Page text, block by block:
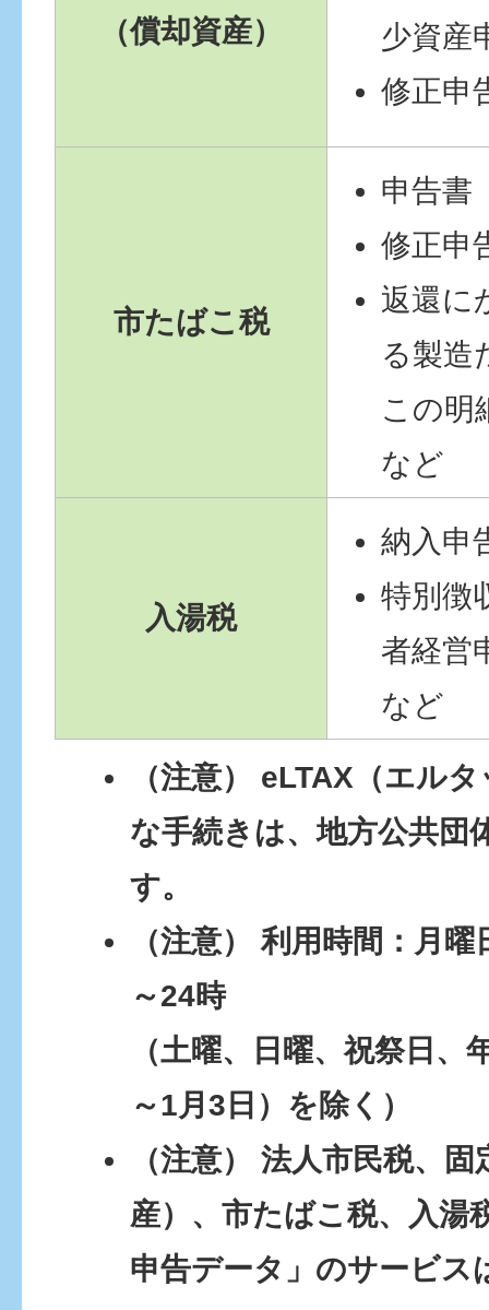
（償却資産）
少資産
修正申
市たばこ税
申告書
修正申
返還に
る製造
この明
など
入湯税
納入申
特別徴
者経営
など
（注意） eLTAX（エル
な手続きは、地方公共団
す。
（注意） 利用時間：月
～24時
（土曜、日曜、祝祭日、
～1月3日）を除く）
（注意） 法人市民税、
産）、市たばこ税、入湯
申告データ」のサービス